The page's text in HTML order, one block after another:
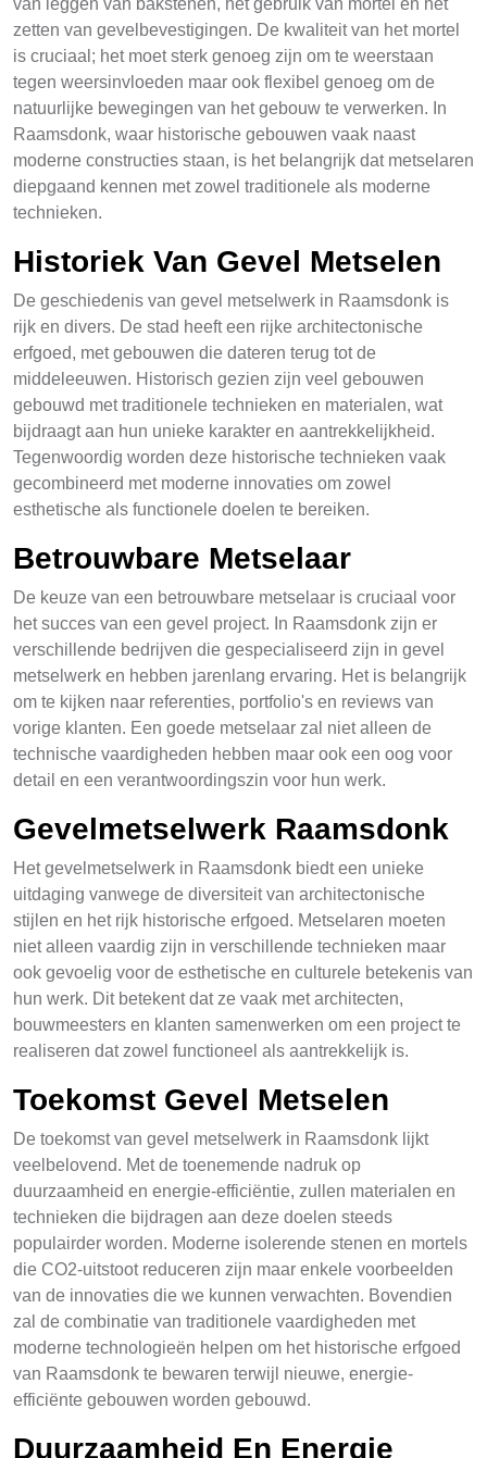
van leggen van bakstenen, het gebruik van mortel en het
zetten van gevelbevestigingen. De kwaliteit van het mortel
is cruciaal; het moet sterk genoeg zijn om te weerstaan
tegen weersinvloeden maar ook flexibel genoeg om de
natuurlijke bewegingen van het gebouw te verwerken. In
Raamsdonk, waar historische gebouwen vaak naast
moderne constructies staan, is het belangrijk dat metselaren
diepgaand kennen met zowel traditionele als moderne
technieken.
Historiek Van Gevel Metselen
De geschiedenis van gevel metselwerk in Raamsdonk is
rijk en divers. De stad heeft een rijke architectonische
erfgoed, met gebouwen die dateren terug tot de
middeleeuwen. Historisch gezien zijn veel gebouwen
gebouwd met traditionele technieken en materialen, wat
bijdraagt aan hun unieke karakter en aantrekkelijkheid.
Tegenwoordig worden deze historische technieken vaak
gecombineerd met moderne innovaties om zowel
esthetische als functionele doelen te bereiken.
Betrouwbare Metselaar
De keuze van een betrouwbare metselaar is cruciaal voor
het succes van een gevel project. In Raamsdonk zijn er
verschillende bedrijven die gespecialiseerd zijn in gevel
metselwerk en hebben jarenlang ervaring. Het is belangrijk
om te kijken naar referenties, portfolio's en reviews van
vorige klanten. Een goede metselaar zal niet alleen de
technische vaardigheden hebben maar ook een oog voor
detail en een verantwoordingszin voor hun werk.
Gevelmetselwerk Raamsdonk
Het gevelmetselwerk in Raamsdonk biedt een unieke
uitdaging vanwege de diversiteit van architectonische
stijlen en het rijk historische erfgoed. Metselaren moeten
niet alleen vaardig zijn in verschillende technieken maar
ook gevoelig voor de esthetische en culturele betekenis van
hun werk. Dit betekent dat ze vaak met architecten,
bouwmeesters en klanten samenwerken om een project te
realiseren dat zowel functioneel als aantrekkelijk is.
Toekomst Gevel Metselen
De toekomst van gevel metselwerk in Raamsdonk lijkt
veelbelovend. Met de toenemende nadruk op
duurzaamheid en energie-efficiëntie, zullen materialen en
technieken die bijdragen aan deze doelen steeds
populairder worden. Moderne isolerende stenen en mortels
die CO2-uitstoot reduceren zijn maar enkele voorbeelden
van de innovaties die we kunnen verwachten. Bovendien
zal de combinatie van traditionele vaardigheden met
moderne technologieën helpen om het historische erfgoed
van Raamsdonk te bewaren terwijl nieuwe, energie-
efficiënte gebouwen worden gebouwd.
Duurzaamheid En Energie